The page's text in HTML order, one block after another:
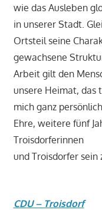
wie das Ausleben
in unserer Stadt.
Ortsteil seine
gewachsene
Arbeit gilt den
unsere Heimat, das
mich ganz
Ehre, weitere fünf
Troisdorferinnen
und Troisdorfer sein
CDU – Troisdorf